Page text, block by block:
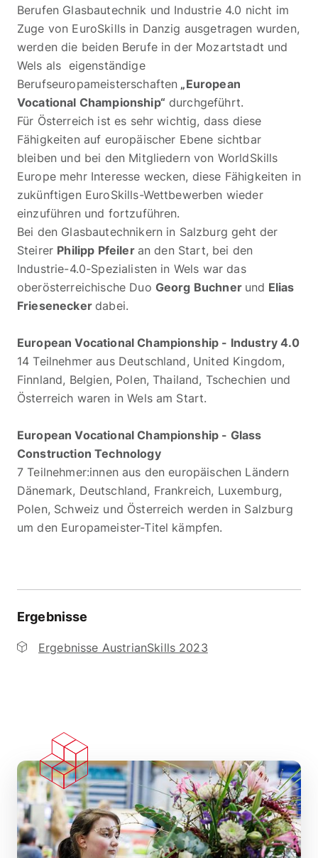
Berufen Glasbautechnik und Industrie 4.0 nicht im
Zuge von EuroSkills in Danzig ausgetragen wurden,
werden die beiden Berufe in der Mozartstadt und
Wels als eigenständige
Berufseuropameisterschaften „European
Vocational Championship“ durchgeführt.
Für Österreich ist es sehr wichtig, dass diese
Fähigkeiten auf europäischer Ebene sichtbar
bleiben und bei den Mitgliedern von WorldSkills
Europe mehr Interesse wecken, diese Fähigkeiten in
zukünftigen EuroSkills-Wettbewerben wieder
einzuführen und fortzuführen.
Bei den Glasbautechnikern in Salzburg geht der
Steirer Philipp Pfeiler an den Start, bei den
Industrie-4.0-Spezialisten in Wels war das
oberösterreichische Duo Georg Buchner und Elias
Frieseneckerdabei.
European Vocational Championship - Industry 4.0
14 Teilnehmer aus Deutschland, United Kingdom,
Finnland, Belgien, Polen, Thailand, Tschechien und
Österreich waren in Wels am Start.
European Vocational Championship - Glass
Construction Technology
7 Teilnehmer:innen aus den europäischen Ländern
Dänemark, Deutschland, Frankreich, Luxemburg,
Polen, Schweiz und Österreich werden in Salzburg
um den Europameister-Titel kämpfen.
Ergebnisse
Ergebnisse AustrianSkills 2023